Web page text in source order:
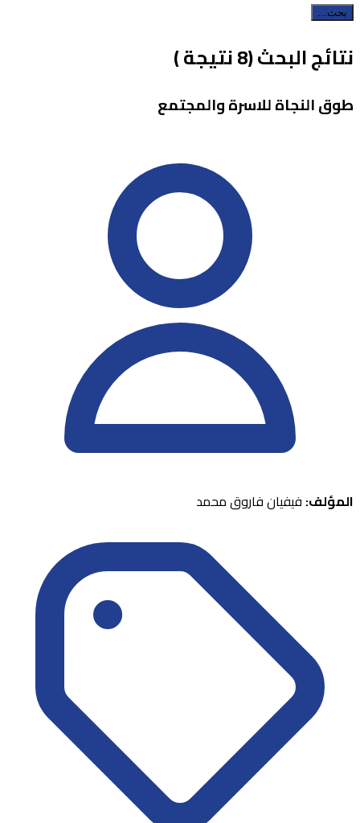
بحث...
نتائج البحث (8 نتيجة )
طوق النجاة للاسرة والمجتمع
المؤلف: فيفيان فاروق محمد